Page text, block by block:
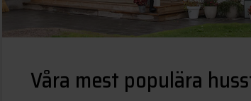
Våra mest populära